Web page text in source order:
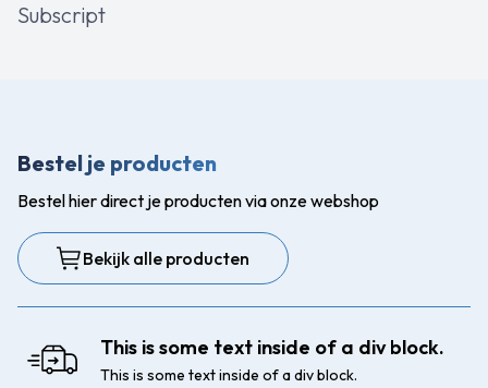
Subscript
Bestel je producten
Bestel hier direct je producten via onze webshop
Bekijk alle producten
This is some text inside of a div block.
This is some text inside of a div block.